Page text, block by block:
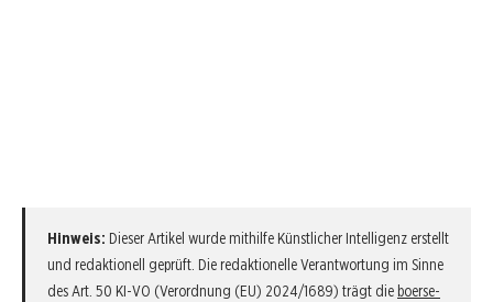
Hinweis: Dieser Artikel wurde mithilfe Künstlicher Intelligenz erstellt
und redaktionell geprüft. Die redaktionelle Verantwortung im Sinne
des Art. 50 KI-VO (Verordnung (EU) 2024/1689) trägt die boerse-